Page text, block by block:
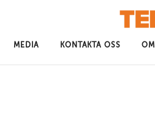
MEDIA KONTAKTA OSS